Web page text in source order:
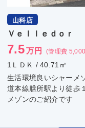
山科店
Ｖｅｌｌｅｄｏｒ
7.5万円 (管理費
1ＬＤＫ / 40.71㎡
生活環境良いシャー
道本線膳所駅より徒歩
メゾンのご紹介です